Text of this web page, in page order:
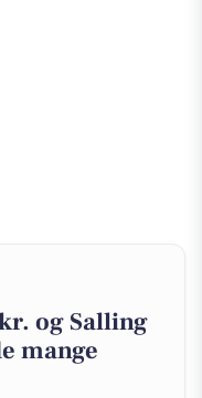
og Salling
mange